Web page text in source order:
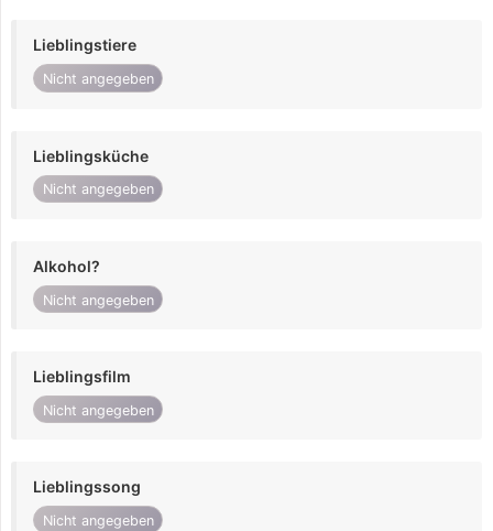
Lieblingstiere
Nicht angegeben
Lieblingsküche
Nicht angegeben
Alkohol?
Nicht angegeben
Lieblingsfilm
Nicht angegeben
Lieblingssong
Nicht angegeben